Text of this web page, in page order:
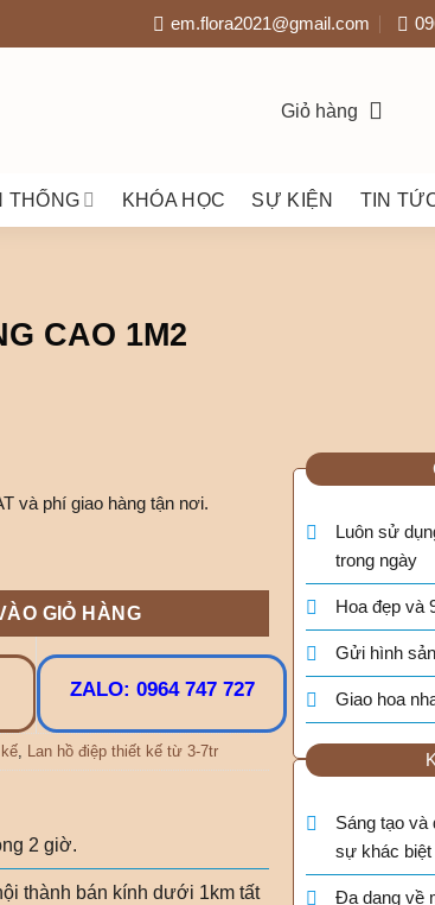
em.flora2021@gmail.com
Giỏ hàng
THỐNG KHÓA HỌC SỰ KIỆN TIN
CAO 1M2
và phí giao hàng tận nơi.
1m2 số lượng
GIỎ HÀNG
ZALO: 0964 747 727
Lan hồ điệp thiết kế từ 3-7tr
2 giờ.
thành bán kính dưới 1km tất
Luôn sử
trong ngày
Hoa đẹp và
Gửi hình
Giao hoa
Sáng tạo và
sự khác
Đa dạng về